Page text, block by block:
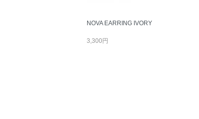
NOVA EARRING IVORY
3,300円